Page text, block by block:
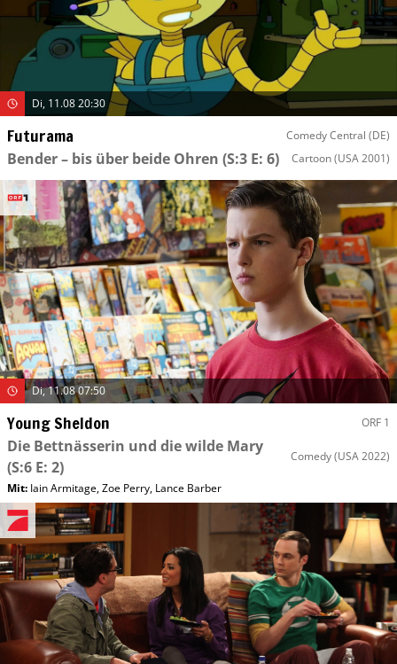
Di, 11.08 20:30
Futurama Comedy Central (DE)
Bender – bis über beide Ohren (S:3 E: 6) Cartoon(USA 2001)
Di, 11.08 07:50
Young Sheldon ORF 1
Die Bettnässerin und die wilde Mary
(S:6 E: 2)
Comedy(USA 2022)
Mit: Iain Armitage,Zoe Perry, Lance Barber